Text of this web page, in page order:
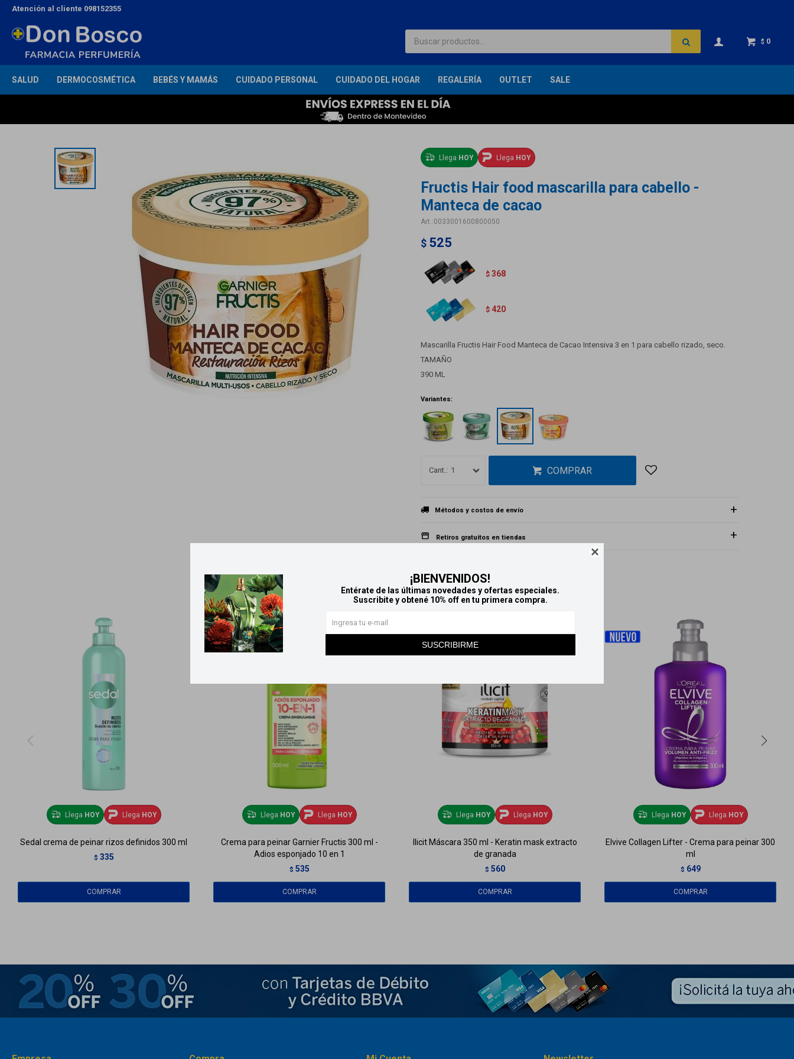

¡BIENVENIDOS!
Entérate de las últimas novedades y ofertas especiales.
Suscribite y obtené 10% off en tu primera compra.
SUSCRIBIRME
SALUD DERMOCOSMÉTICA BEBÉS Y MAMÁS CUIDADO PERSONAL CUIDADO DEL HOGAR REGALERÍA OUTLET SALE
$ 0
Atención al cliente 098152355
Llega HOY Llega HOY
Fructis Hair food mascarilla para cabello -
Manteca de cacao
0033001600800050
$ 525
$ 368
$ 420
Mascarilla Fructis Hair Food Manteca de Cacao Intensiva 3 en 1 para cabello rizado, seco.
TAMAÑO
390 ML
Variantes:
1 COMPRAR
Métodos y costos de envío
Retiros gratuitos en tiendas
Productos que te pueden interesar
Llega HOY Llega HOY
Sedal crema de peinar rizos definidos 300 ml
$ 335
Llega HOY Llega HOY
Crema para peinar Garnier Fructis 300 ml -
Adios esponjado 10 en 1
$ 535
Llega HOY Llega HOY
Ilicit Máscara 350 ml - Keratin mask extracto
de granada
$ 560
Llega HOY Llega HOY
Elvive Collagen Lifter - Crema para peinar 300
ml
$ 649